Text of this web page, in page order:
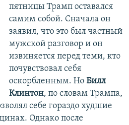
пятницы Трамп оставался
самим собой. Сначала он
заявил, что это был частный
мужской разговор и он
извиняется перед теми, кто
почувствовал себя
оскорбленным. Но Билл
Клинтон, по словам Трампа,
себе гораздо худшие
Однако после